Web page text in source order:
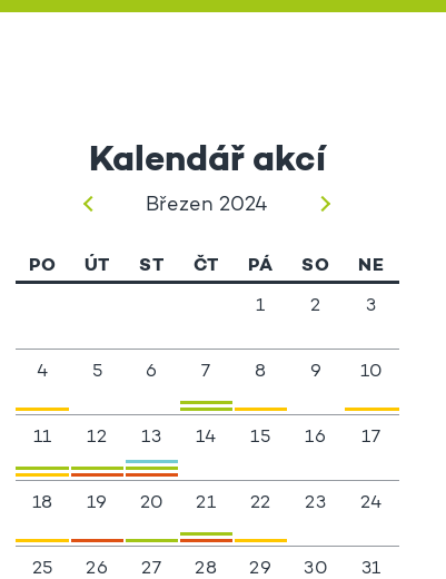
Kalendář akcí
Březen 2024
PO ÚT ST ČT PÁ SO NE
1 2 3
4 5 6 7 8 9 10
11 12 13 14 15 16 17
18 19 20 21 22 23 24
25 26 27 28 29 30 31